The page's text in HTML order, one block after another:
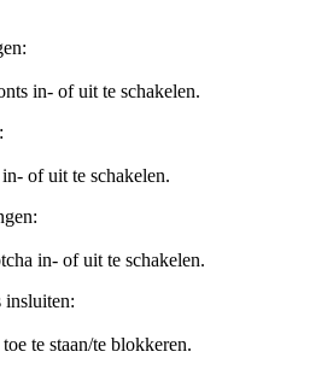
in- of uit te schakelen.
of uit te schakelen.
in- of uit te schakelen.
insluiten:
te staan/te blokkeren.